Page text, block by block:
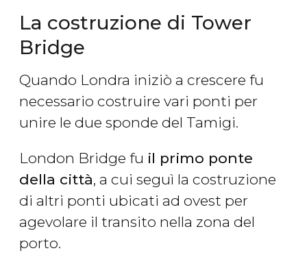
La costruzione di Tower
Bridge
Quando Londra iniziò a crescere fu
necessario costruire vari ponti per
unire le due sponde del Tamigi.
London Bridge fu il primo ponte
della città, a cui seguì la costruzione
di altri ponti ubicati ad ovest per
agevolare il transito nella zona del
porto.